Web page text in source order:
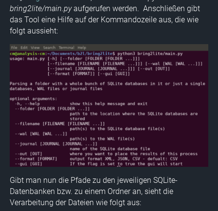
bring2lite/main.pyaufgerufen werden. Anschließen gibt
das Tool eine Hilfe auf der Kommandozeile aus, die wie
folgt aussieht:
Gibt man nun die Pfade zu den jeweiligen SQLite-
Datenbanken bzw. zu einem Ordner an, sieht die
Verarbeitung der Dateien wie folgt aus: